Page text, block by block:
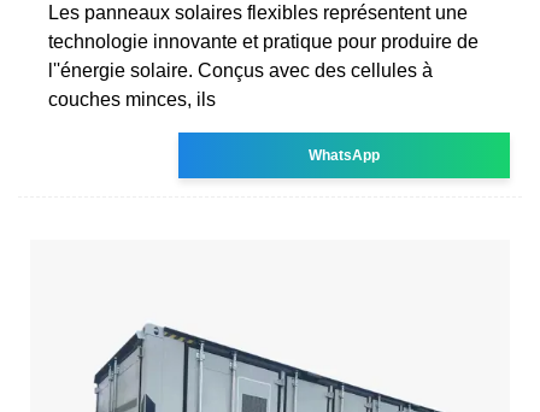
Les panneaux solaires flexibles représentent une
technologie innovante et pratique pour produire de
l''énergie solaire. Conçus avec des cellules à
couches minces, ils
WhatsApp